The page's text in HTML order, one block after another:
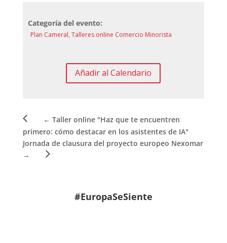
Categoría del evento:
Plan Cameral, Talleres online Comercio Minorista
Añadir al Calendario
← Taller online "Haz que te encuentren
primero: cómo destacar en los asistentes de IA"
Jornada de clausura del proyecto europeo Nexomar
→
#EuropaSeSiente